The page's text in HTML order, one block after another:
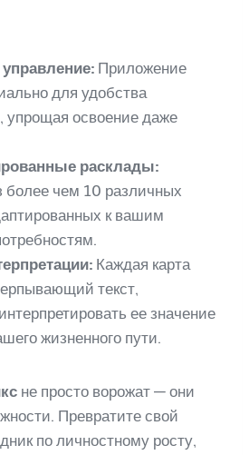
Приложение
для удобства
упрощая освоение даже
расклады:
более чем 10 различных
к вашим
Каждая карта
текст,
ее значение
жизненного пути.
не просто ворожат — они
Превратите свой
по личностному росту,